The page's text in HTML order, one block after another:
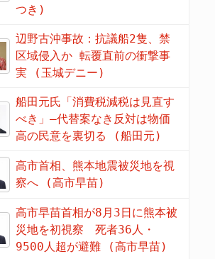
つき)
辺野古沖事故：抗議船2隻、禁
区域侵入か 転覆直前の衝撃事
実 (玉城デニー)
船田元氏「消費税減税は見直す
べき」―代替案なき反対は物価
高の民意を裏切る (船田元)
高市首相、熊本地震被災地を視
察へ (高市早苗)
高市早苗首相が8月3日に熊本被
災地を初視察 死者36人・
9500人超が避難 (高市早苗)